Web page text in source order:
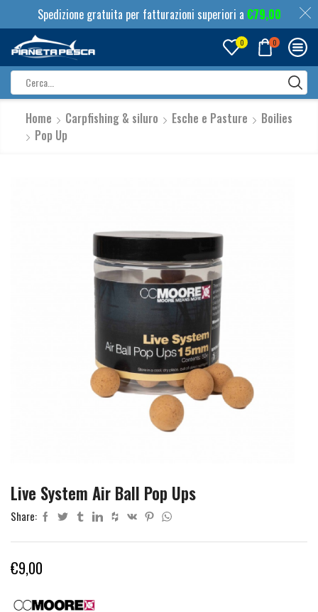
Spedizione gratuita per fatturazioni superiori a €79,00
0 0
input
Home Carpfishing & siluro Esche e Pasture
Boilies
Pop Up
Live System Air Ball Pop Ups
Share:
€9,00